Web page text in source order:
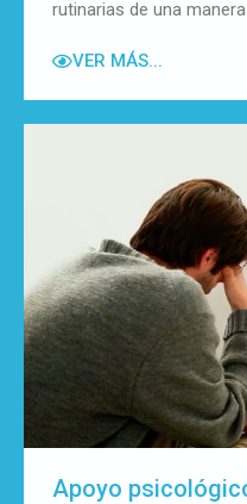
rutinarias de una
VER MÁS...
Apoyo